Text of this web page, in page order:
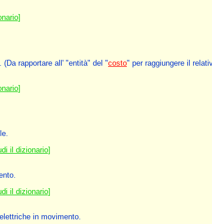
]
rapportare all' "entità" del "costo" per raggiungere il
]
il dizionario]
il dizionario]
in movimento.